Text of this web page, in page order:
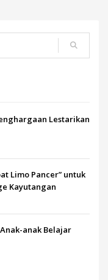
Lestarikan
Limo Pancer” untuk
Kayutangan
anak Belajar